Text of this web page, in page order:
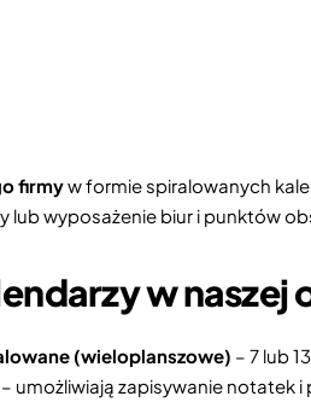
firmyw formie spiralowanych
lub wyposażenie biur i punktów
w naszej
(wieloplanszowe) – 7 lub
– umożliwiają zapisywanie notatek